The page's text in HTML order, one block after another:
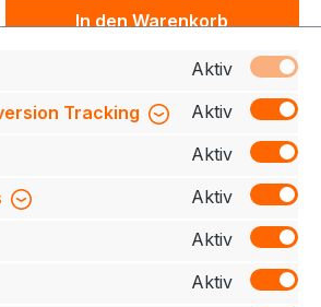
Gib den
In den Warenkorb
Die Allround-Hose ist perfekt für
oder praktisch. Leicht
Canvas-Verstär…Mehr
Aktiv
Tracking
Aktiv
Aktiv
Aktiv
Aktiv
Aktiv